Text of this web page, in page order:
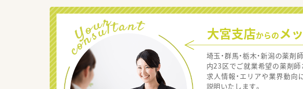
大宮支店からのメ
埼玉・群馬・栃木・新潟の薬
内23区でご就業希望の薬剤師
求人情報・エリアや業界動
説明いたします。